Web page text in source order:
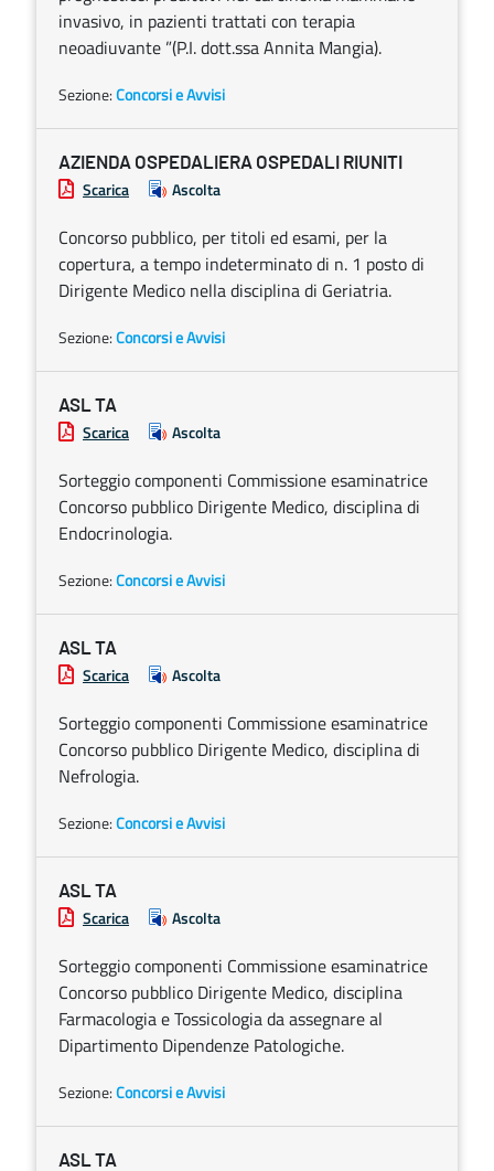
invasivo, in pazienti trattati con terapia
neoadiuvante ”(P.I. dott.ssa Annita Mangia).
Sezione:Concorsi e Avvisi
AZIENDA OSPEDALIERA OSPEDALI RIUNITI
Scarica Ascolta
Concorso pubblico, per titoli ed esami, per la
copertura, a tempo indeterminato di n. 1 posto di
Dirigente Medico nella disciplina di Geriatria.
Sezione:Concorsi e Avvisi
ASL TA
Scarica Ascolta
Sorteggio componenti Commissione esaminatrice
Concorso pubblico Dirigente Medico, disciplina di
Endocrinologia.
Sezione:Concorsi e Avvisi
ASL TA
Scarica Ascolta
Sorteggio componenti Commissione esaminatrice
Concorso pubblico Dirigente Medico, disciplina di
Nefrologia.
Sezione:Concorsi e Avvisi
ASL TA
Scarica Ascolta
Sorteggio componenti Commissione esaminatrice
Concorso pubblico Dirigente Medico, disciplina
Farmacologia e Tossicologia da assegnare al
Dipartimento Dipendenze Patologiche.
Sezione:Concorsi e Avvisi
ASL TA